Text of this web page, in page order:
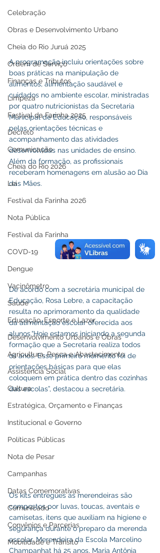
Celebração
Obras e Desenvolvimento Urbano
Cheia do Rio Juruá 2025
Ordem de Serviço
Finanças e Tributos
Limpeza
Festival da Farinha 2025
Decreto
Comunicação
Cheia do Rio 2026
Lei
Festival da Farinha 2026
Nota Pública
Festival da Farinha
COVD-19
Dengue
Vacinômetro
Saúde
Educação, Esporte e Lazer
Desenvolvimento Urbanos e Obras
Agricultura, Pesca e Abastecimento
Assistência Social
Cultura
Estratégica, Orçamento e Finanças
Institucional e Governo
Políticas Públicas
Nota de Pesar
Campanhas
Datas Comemorativas
Comunicado
Convênios e Parcerias
Mobilidade e Trânsito
A programação incluiu orientações sobre
boas práticas na manipulação de
alimentos, alimentação saudável e
cuidados no ambiente escolar, ministradas
por quatro nutricionistas da Secretaria
Municipal de Educação, responsáveis
pelas orientações técnicas e
acompanhamento das atividades
desenvolvidas nas unidades de ensino.
Além da formação, as profissionais
receberam homenagens em alusão ao Dia
das Mães.
De acordo com a secretária municipal de
Educação, Rosa Lebre, a capacitação
resulta no aprimoramento da qualidade
da alimentação escolar oferecida aos
alunos.“Hoje estamos iniciando a segunda
formação que a Secretaria realiza todos
os anos. Esse primeiro momento foi de
orientações básicas para que elas
coloquem em prática dentro das cozinhas
das escolas”, destacou a secretária.
Os kits entregues às merendeiras são
compostos por luvas, toucas, aventais e
camisetas, itens que auxiliam na higiene e
segurança durante o preparo da merenda
escolar. Merendeira da Escola Marcelino
Champanhat há 25 anos, Maria Antônia